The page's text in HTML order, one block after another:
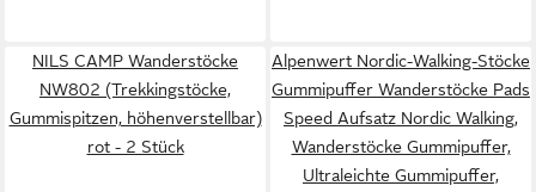
NILS CAMP Wanderstöcke
NW802 (Trekkingstöcke,
Gummispitzen, höhenverstellbar)
rot - 2 Stück
Alpenwert Nordic-Walking-Stöcke
Gummipuffer Wanderstöcke Pads
Speed Aufsatz Nordic Walking,
Wanderstöcke Gummipuffer,
Ultraleichte Gummipuffer,